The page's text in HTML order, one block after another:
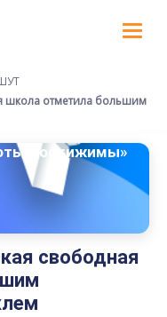
школа отметила большим
достижимы»
свободная